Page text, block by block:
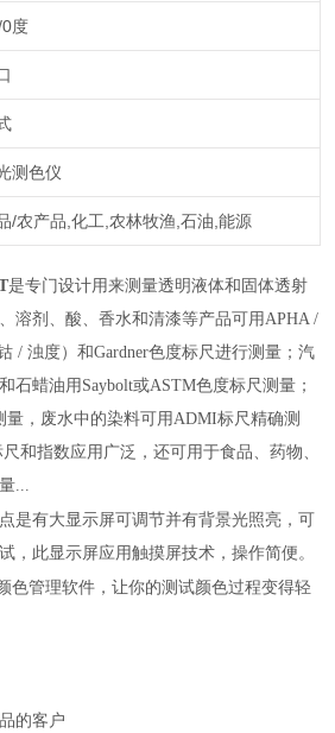
度
测色仪
/农产品,化工,农林牧渔,石油,能源
是专门设计用来测量透明液体和固体透射
溶剂、酸、香水和清漆等产品可用APHA /
/ 浊度）和Gardner色度标尺进行测量；汽
石蜡油用Saybolt或ASTM色度标尺测量；
量，废水中的染料可用ADMI标尺精确测
和指数应用广泛，还可用于食品、药物、
...
是有大显示屏可调节并有背景光照亮，可
，此显示屏应用触摸屏技术，操作简便。
色管理软件，让你的测试颜色过程变得轻
的客户